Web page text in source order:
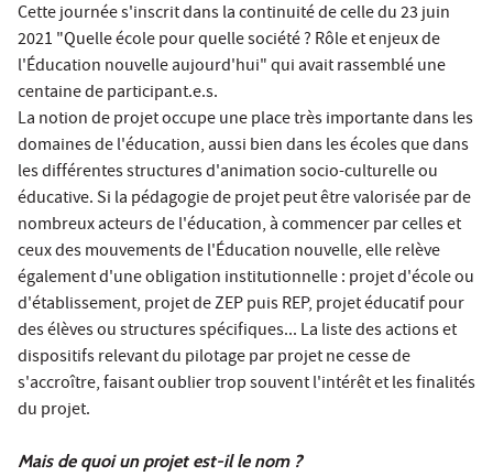
Cette journée s'inscrit dans la continuité de celle du 23 juin
2021 "Quelle école pour quelle société ? Rôle et enjeux de
l'Éducation nouvelle aujourd'hui" qui avait rassemblé une
centaine de participant.e.s.
La notion de projet occupe une place très importante dans les
domaines de l'éducation, aussi bien dans les écoles que dans
les différentes structures d'animation socio-culturelle ou
éducative. Si la pédagogie de projet peut être valorisée par de
nombreux acteurs de l'éducation, à commencer par celles et
ceux des mouvements de l'Éducation nouvelle, elle relève
également d'une obligation institutionnelle : projet d'école ou
d'établissement, projet de ZEP puis REP, projet éducatif pour
des élèves ou structures spécifiques... La liste des actions et
dispositifs relevant du pilotage par projet ne cesse de
s'accroître, faisant oublier trop souvent l'intérêt et les finalités
du projet.
Mais de quoi un projet est-il le nom ?